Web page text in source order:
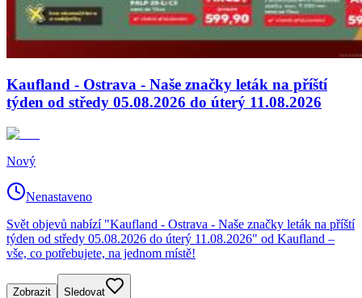
Kaufland - Ostrava - Naše značky leták na příští
týden od středy 05.08.2026 do úterý 11.08.2026
Nový
Nenastaveno
Svět objevů nabízí "Kaufland - Ostrava - Naše značky leták na příští
týden od středy 05.08.2026 do úterý 11.08.2026" od Kaufland –
vše, co potřebujete, na jednom místě!
Zobrazit Sledovat